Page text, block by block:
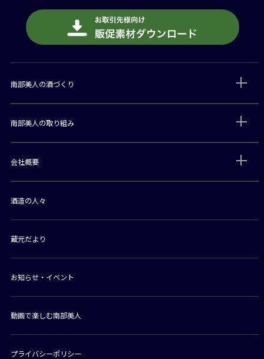
南部美人の酒づくり
南部美人の取り組み
会社概要
酒造の人々
蔵元だより
お知らせ・イベント
動画で楽しむ南部美人
プライバシーポリシー